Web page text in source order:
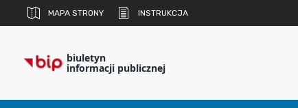
MAPA STRONY INSTRUKCJA
biuletyn
informacji publicznej